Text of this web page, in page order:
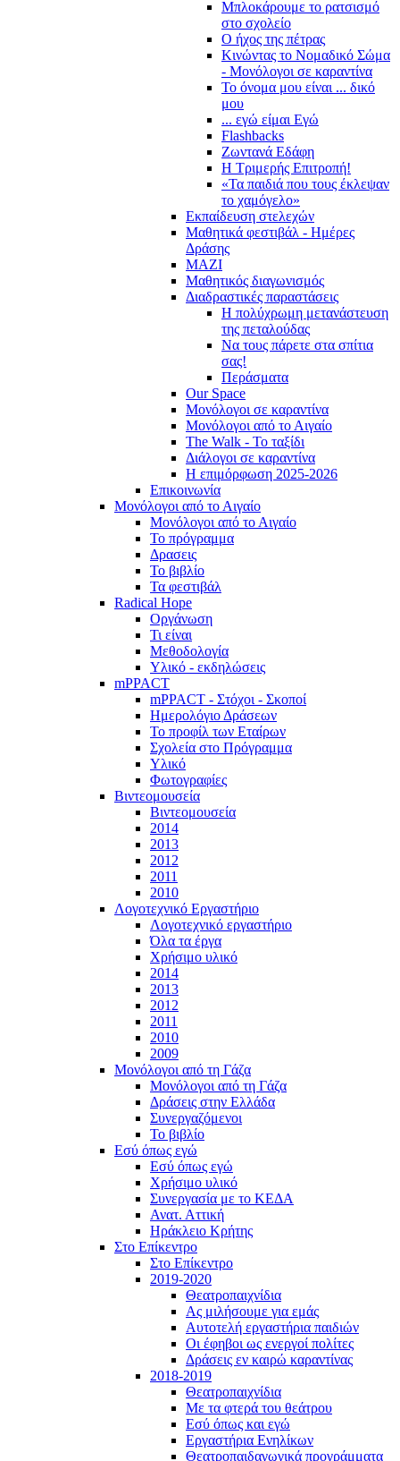
Μπλοκάρουμε το ρατσισμό
στο σχολείο
Ο ήχος της πέτρας
Κινώντας το Νομαδικό Σώμα
- Μονόλογοι σε καραντίνα
Το όνομα μου είναι ... δικό
μου
... εγώ είμαι Εγώ
Flashbacks
Ζωντανά Εδάφη
Η Τριμερής Επιτροπή!
«Τα παιδιά που τους έκλεψαν
το χαμόγελο»
Εκπαίδευση στελεχών
Μαθητικά φεστιβάλ - Ημέρες
Δράσης
ΜΑΖΙ
Μαθητικός διαγωνισμός
Διαδραστικές παραστάσεις
Η πολύχρωμη μετανάστευση
της πεταλούδας
Να τους πάρετε στα σπίτια
σας!
Περάσματα
Our Space
Μονόλογοι σε καραντίνα
Μονόλογοι από το Αιγαίο
The Walk - Το ταξίδι
Διάλογοι σε καραντίνα
Η επιμόρφωση 2025-2026
Επικοινωνία
Μονόλογοι από το Αιγαίο
Μονόλογοι από το Αιγαίο
Το πρόγραμμα
Δρασεις
Το βιβλίο
Τα φεστιβάλ
Radical Hope
Οργάνωση
Τι είναι
Μεθοδολογία
Υλικό - εκδηλώσεις
mPPACT
mPPACT - Στόχοι - Σκοποί
Ημερολόγιο Δράσεων
Το προφίλ των Εταίρων
Σχολεία στο Πρόγραμμα
Υλικό
Φωτογραφίες
Βιντεομουσεία
Βιντεομουσεία
2014
2013
2012
2011
2010
Λογοτεχνικό Εργαστήριο
Λογοτεχνικό εργαστήριο
Όλα τα έργα
Χρήσιμο υλικό
2014
2013
2012
2011
2010
2009
Μονόλογοι από τη Γάζα
Μονόλογοι από τη Γάζα
Δράσεις στην Ελλάδα
Συνεργαζόμενοι
To βιβλίο
Εσύ όπως εγώ
Εσύ όπως εγώ
Χρήσιμο υλικό
Συνεργασία με το ΚΕΔΑ
Ανατ. Αττική
Ηράκλειο Κρήτης
Στο Επίκεντρο
Στο Επίκεντρο
2019-2020
Θεατροπαιχνίδια
Ας μιλήσουμε για εμάς
Αυτοτελή εργαστήρια παιδιών
Οι έφηβοι ως ενεργοί πολίτες
Δράσεις εν καιρώ καραντίνας
2018-2019
Θεατροπαιχνίδια
Με τα φτερά του θεάτρου
Εσύ όπως και εγώ
Εργαστήρια Ενηλίκων
Θεατροπαιδαγωγικά προγράμματα